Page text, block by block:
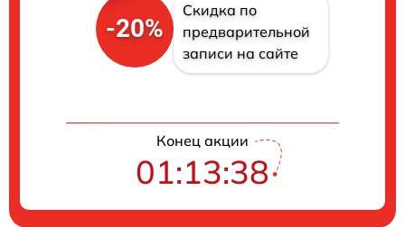
-20%
Скидка по
предварительной
записи на сайте
Конец акции
01:13:37